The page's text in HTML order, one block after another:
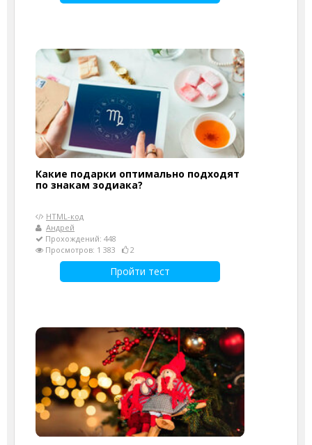
Какие подарки оптимально подходят
по знакам зодиака?
HTML-код
Андрей
Прохождений: 448
Просмотров: 1 383
2
Пройти тест